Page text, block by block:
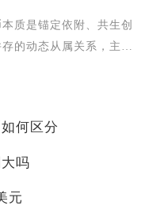
质是锚定依附、共生创
的动态从属关系，主流
何区分
吗
元